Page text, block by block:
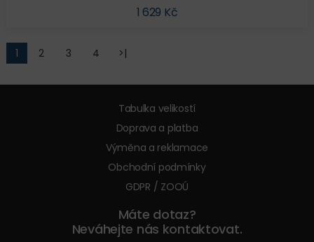
1 629 Kč
1 2 3 4 >|
Tabulka velikostí
Doprava a platba
Výměna a reklamace
Obchodní podmínky
GDPR / ZOOÚ
Máte dotaz?
Neváhejte nás kontaktovat.